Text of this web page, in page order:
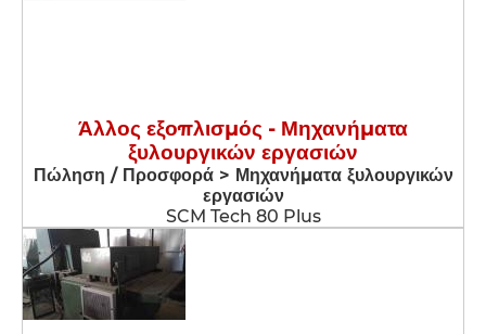
Άλλος εξοπλισμός - Μηχανήματα
ξυλουργικών εργασιών
Πώληση / Προσφορά > Μηχανήματα ξυλουργικών
εργασιών
SCM Tech 80 Plus